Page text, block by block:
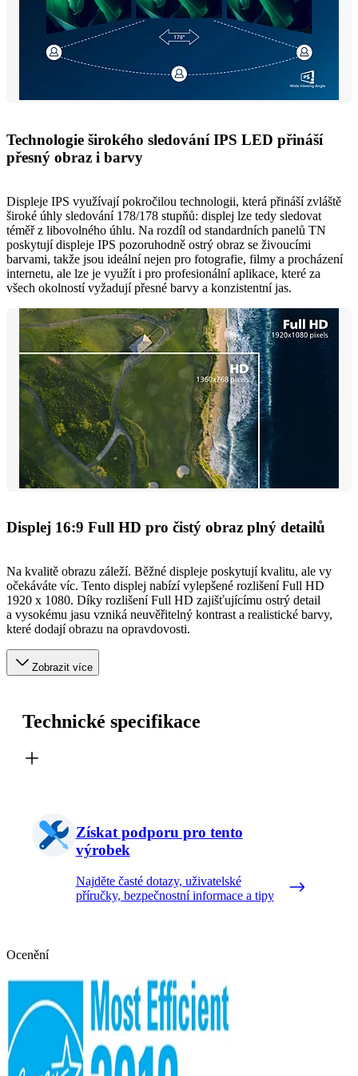
Technologie širokého sledování IPS LED přináší
přesný obraz i barvy
Displeje IPS využívají pokročilou technologii, která přináší zvláště
široké úhly sledování 178/178 stupňů: displej lze tedy sledovat
téměř z libovolného úhlu. Na rozdíl od standardních panelů TN
poskytují displeje IPS pozoruhodně ostrý obraz se živoucími
barvami, takže jsou ideální nejen pro fotografie, filmy a procházení
internetu, ale lze je využít i pro profesionální aplikace, které za
všech okolností vyžadují přesné barvy a konzistentní jas.
Displej 16:9 Full HD pro čistý obraz plný detailů
Na kvalitě obrazu záleží. Běžné displeje poskytují kvalitu, ale vy
očekáváte víc. Tento displej nabízí vylepšené rozlišení Full HD
1920 x 1080. Díky rozlišení Full HD zajišťujícímu ostrý detail
a vysokému jasu vzniká neuvěřitelný kontrast a realistické barvy,
které dodají obrazu na opravdovosti.
Zobrazit více
Technické specifikace
Získat podporu pro tento
výrobek
Najděte časté dotazy, uživatelské
příručky, bezpečnostní informace a tipy
Ocenění